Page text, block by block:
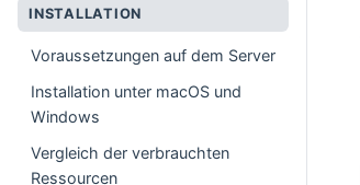
INSTALLATION
Voraussetzungen auf dem Server
Installation unter macOS und
Windows
Vergleich der verbrauchten
Ressourcen